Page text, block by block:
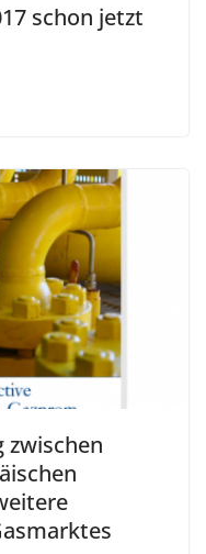
schon jetzt
zwischen